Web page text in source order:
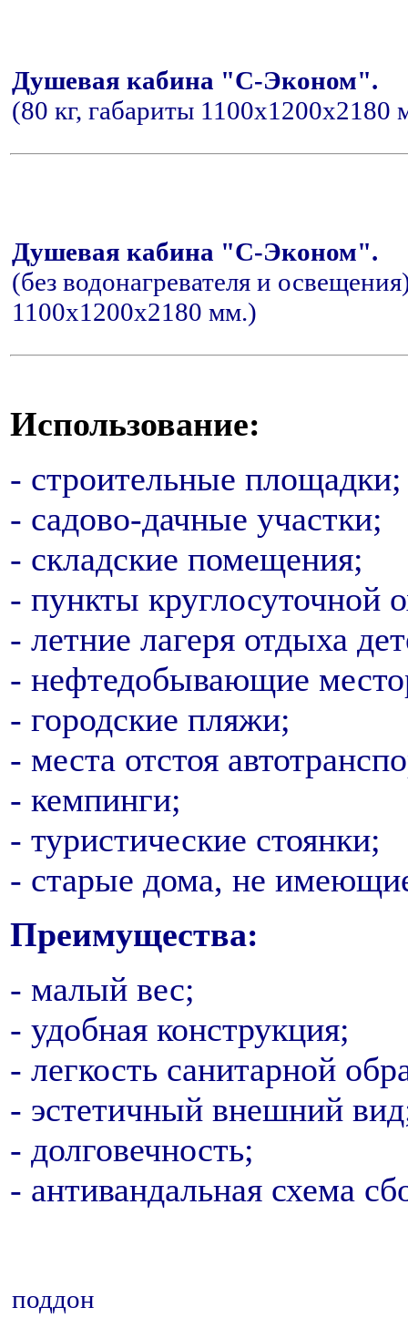
Душевая кабина "С-Эконом".
(80 кг, габариты 1100x1200x2180
Душевая кабина "С-Эконом".
(без водонагревателя и
1100x1200x2180 мм.)
Использование:
- строительные площадки;
- садово-дачные участки;
- складские помещения;
- пункты круглосуточной
- летние лагеря отдыха
- нефтедобывающие
- городские пляжи;
- места отстоя
- кемпинги;
- туристические стоянки;
- старые дома, не
Преимущества:
- малый вес;
- удобная конструкция;
- легкость санитарной
- эстетичный внешний
- долговечность;
- антивандальная схема
поддон